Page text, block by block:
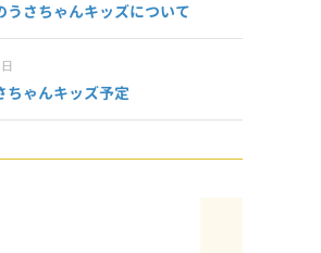
うさちゃんキッズについて
ちゃんキッズ予定